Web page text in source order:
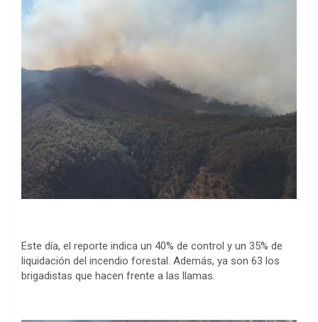
Este día, el reporte indica un 40% de control y un 35% de
liquidación del incendio forestal. Además, ya son 63 los
brigadistas que hacen frente a las llamas.